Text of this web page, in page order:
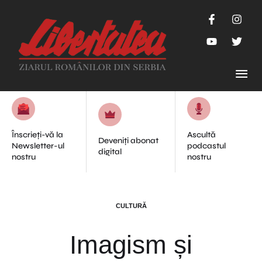
Înscrieți-vă la
Newsletter-ul
nostru
Deveniți abonat
digital
Ascultă
podcastul
nostru
CULTURĂ
Imagism și